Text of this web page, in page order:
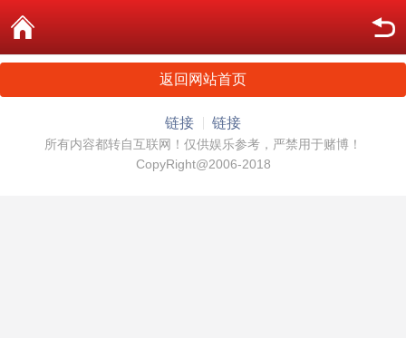
返回网站首页
链接 链接
所有内容都转自互联网！仅供娱乐参考，严禁用于赌博！
CopyRight@2006-2018